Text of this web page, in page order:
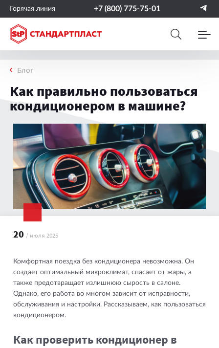
Горячая линия +7 (800) 775-75-01
Блог
Как правильно пользоваться
кондиционером в машине?
20 / июля 2025
Комфортная поездка без кондиционера невозможна. Он
создает оптимальный микроклимат, спасает от жары, а
также предотвращает излишнюю сырость в салоне.
Однако, его работа во многом зависит от исправности,
обслуживания и настройки. Рассказываем, как пользоваться
кондиционером.
Как проверить кондиционер в